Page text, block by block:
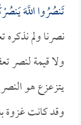
تَنصُرُوا اللَّهَ
نصرنا ولم
ولا قيمة لنصر
يتزعزع هو
وقد كانت غزوة